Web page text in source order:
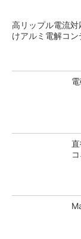
高リップル電流対
けアルミ電解コン